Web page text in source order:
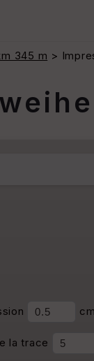
345 m >
cm
la trace